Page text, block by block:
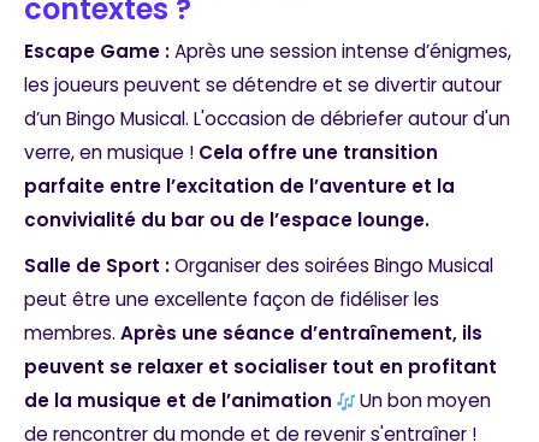
contextes ?
Escape Game :Après une session intense d’énigmes,
les joueurs peuvent se détendre et se divertir autour
d’un Bingo Musical. L'occasion de débriefer autour d'un
verre, en musique ! Cela offre une transition
parfaite entre l’excitation de l’aventure et la
convivialité du bar ou de l’espace lounge.
Salle de Sport :Organiser des soirées Bingo Musical
peut être une excellente façon de fidéliser les
membres. Après une séance d’entraînement, ils
peuvent se relaxer et socialiser tout en profitant
de la musique et de l’animation
Un bon moyen
de rencontrer du monde et de revenir s'entraîner !